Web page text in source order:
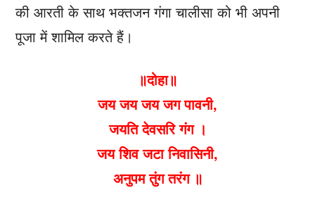
की आरती के साथ भक्तजन गंगा चालीसा को भी अपनी
पूजा में शामिल करते हैं।
॥दोहा॥
जय जय जय जग पावनी,
जयति देवसरि गंग ।
जय शिव जटा निवासिनी,
अनुपम तुंग तरंग ॥